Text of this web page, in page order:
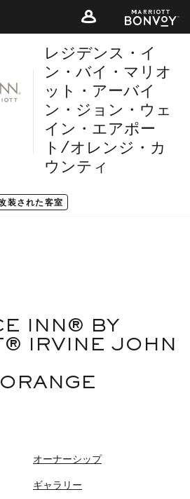
レジデンス・イ
ン・バイ・マリオ
ット・アーバイ
ン・ジョン・ウェ
イン・エアポー
ト/オレンジ・カ
ウンティ
装された客室
INN® BY
IRVINE JOHN
オーナーシップ
ギャラリー